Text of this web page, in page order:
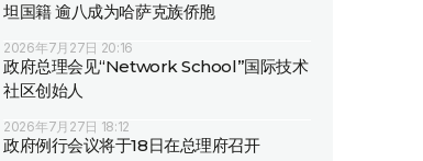
坦国籍 逾八成为哈萨克族侨胞
2026年7月27日 20:16
政府总理会见“Network School”国际技术
社区创始人
2026年7月27日 18:12
政府例行会议将于18日在总理府召开